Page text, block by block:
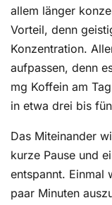
allem länger
Vorteil, denn
Konzentration.
aufpassen, denn
mg Koffein am
in etwa drei bis
Das Miteinander
kurze Pause und
entspannt. Einmal
paar Minuten